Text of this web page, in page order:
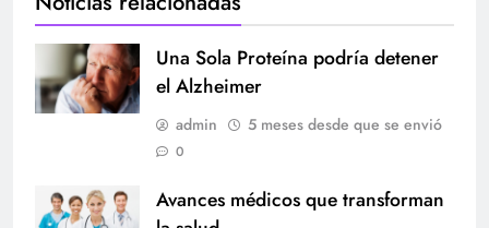
Una Sola Proteína podría detener
el Alzheimer
admin 5 meses desde que se envió
0
Avances médicos que transforman